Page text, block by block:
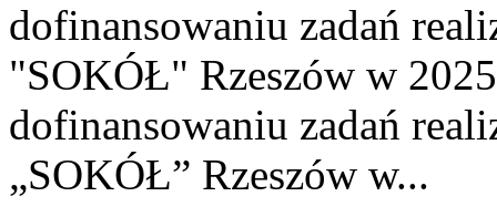
dofinansowaniu zadań
"SOKÓŁ" Rzeszów w
dofinansowaniu zadań
„SOKÓŁ” Rzeszów w...